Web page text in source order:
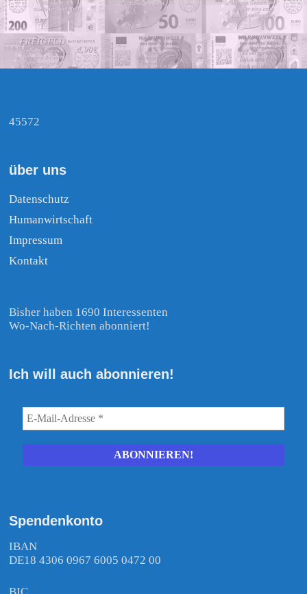
45572
über uns
Datenschutz
Humanwirtschaft
Impressum
Kontakt
Bisher haben 1690 Interessenten
Wo-Nach-Richten abonniert!
Ich will auch abonnieren!
Spendenkonto
IBAN
DE18 4306 0967 6005 0472 00
BIC